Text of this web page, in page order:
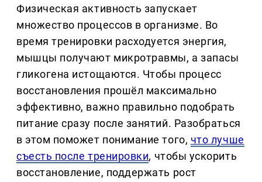
Физическая активность запускает
множество процессов в организме. Во
время тренировки расходуется энергия,
мышцы получают микротравмы, а запасы
гликогена истощаются. Чтобы процесс
восстановления прошёл максимально
эффективно, важно правильно подобрать
питание сразу после занятий. Разобраться
в этом поможет понимание того, что лучше
съесть после тренировки, чтобы ускорить
восстановление, поддержать рост